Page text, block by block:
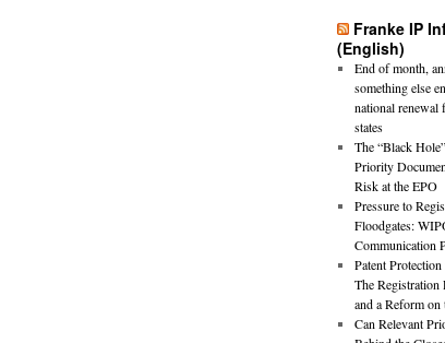
Franke IP
(English)
End of month,
something else
national renewal
states
The “Black
Priority
Risk at the EPO
Pressure to
Floodgates:
Communication
Patent
The Registration
and a Reform
Can Relevant